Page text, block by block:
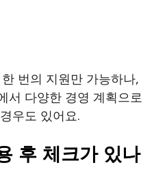
번의 지원만 가능하나,
서 다양한 경영 계획으로
우도 있어요.
후 체크가 있나